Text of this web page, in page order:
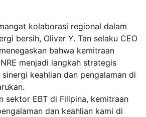
kolaborasi regional dalam
bersih, Oliver Y. Tan selaku CEO
bahwa kemitraan
menjadi langkah strategis
keahlian dan pengalaman di
sektor EBT di Filipina, kemitraan
dan keahlian kami di